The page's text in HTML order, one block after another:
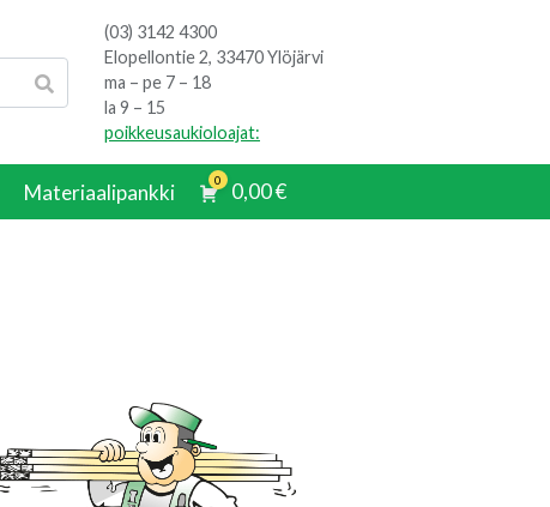
(03) 3142 4300
Elopellontie 2, 33470 Ylöjärvi
ma – pe 7 – 18
la 9 – 15
poikkeusaukioloajat:
Materiaalipankki 0 0,00€